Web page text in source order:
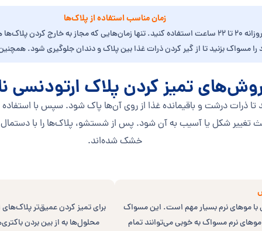
زمان مناسب استفاده از پلاک‌ها
برای دستیابی به بهترین نتیجه درمان، باید پلاک‌های ارتودنسی نامرئی را روزانه 20 تا 22 ساعت
مسواک بزنید تا از گیر کردن ذرات غذا بین پلاک و دندان جلوگیری شود.
تمیز کردن پلاک ارتودنسی
تا ذرات درشت و باقیمانده غذا از روی آن‌ها پاک شود. سپس با
تغییر شکل یا آسیب به آن شود. پس از شستشو، پلاک‌ها را با
خشک شده‌اند.
با موهای نرم بسیار مهم است. این مسواک
نرم مسواک به خوبی می‌توانند تمام
برای تمیز کردن عمیق‌تر
محلول‌ها به از بین بردن